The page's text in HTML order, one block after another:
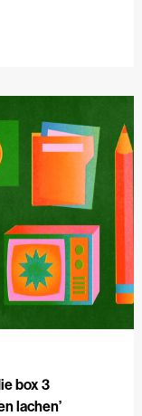
box 3
lachen’